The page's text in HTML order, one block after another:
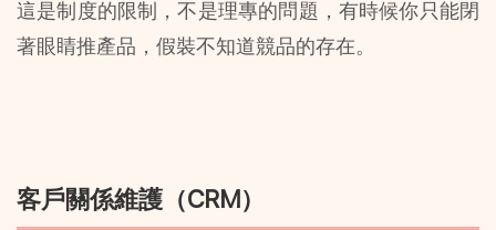
這是制度的限制，不是理專的問題，有時候你只能閉
著眼睛推產品，假裝不知道競品的存在。
客戶關係維護（CRM）